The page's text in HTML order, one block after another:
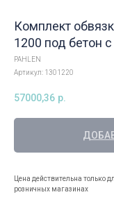
Комплект
1200 под бетон
PAHLEN
Артикул: 1301220
57000,36 р.
Цена действительна только
розничных магазинах